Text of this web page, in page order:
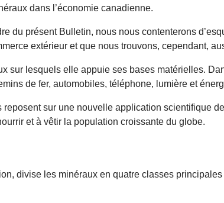
dans l’économie canadienne.
du présent Bulletin, nous nous contenterons
extérieur et que nous trouvons, cependant,
sur lesquels elle appuie ses bases matérielles.
de fer, automobiles, téléphone, lumière et
sur une nouvelle application scientifique
et à vêtir la population croissante du globe.
divise les minéraux en quatre classes